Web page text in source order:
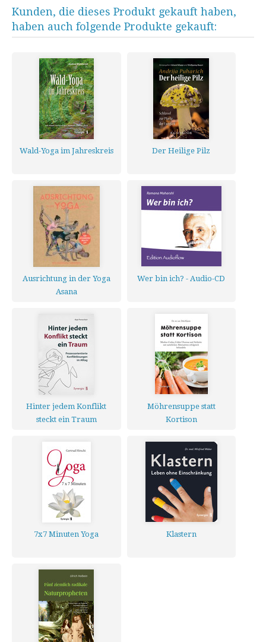
Kunden, die dieses Produkt gekauft haben,
haben auch folgende Produkte gekauft:
Wald-Yoga im Jahreskreis Der Heilige Pilz
Ausrichtung in der Yoga
Asana
Wer bin ich? - Audio-CD
Hinter jedem Konflikt
steckt ein Traum
Möhrensuppe statt
Kortison
7x7 Minuten Yoga Klastern